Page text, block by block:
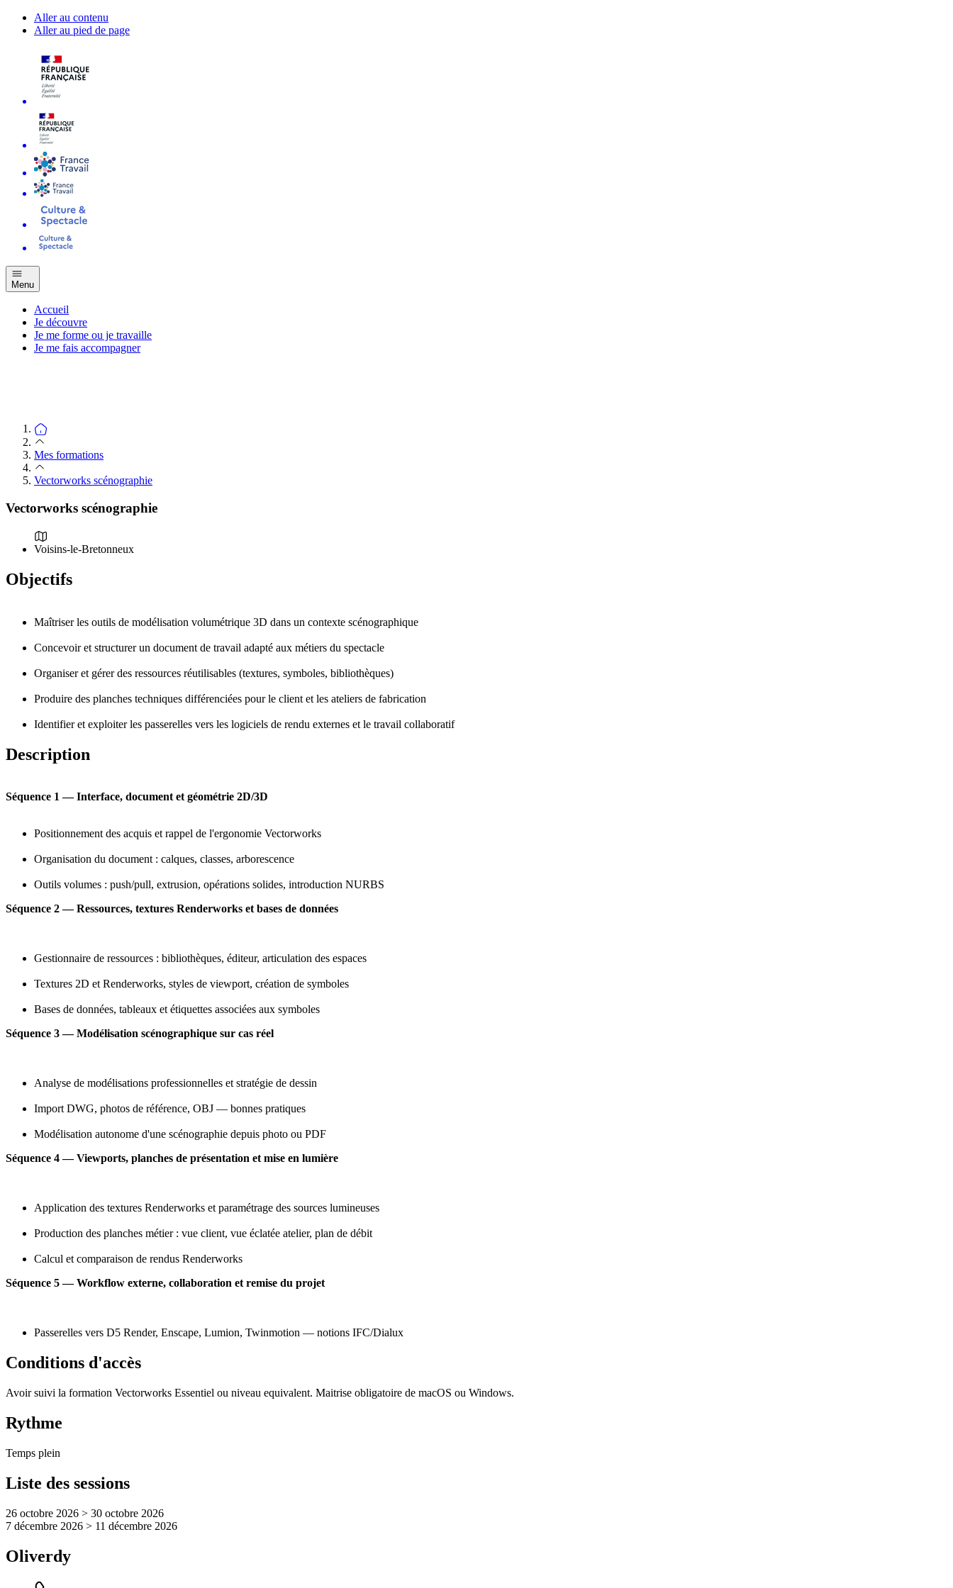
Aller au contenu
Aller au pied de page
Menu
Accueil
Je découvre
Je me forme ou je travaille
Je me fais accompagner
Mes formations
Vectorworks scénographie
Vectorworks scénographie
Voisins-le-Bretonneux
Objectifs
Maîtriser les outils de modélisation volumétrique 3D dans un contexte scénographique
Concevoir et structurer un document de travail adapté aux métiers du spectacle
Organiser et gérer des ressources réutilisables (textures, symboles, bibliothèques)
Produire des planches techniques différenciées pour le client et les ateliers de fabrication
Identifier et exploiter les passerelles vers les logiciels de rendu externes et le travail collaboratif
Description
Séquence 1 — Interface, document et géométrie 2D/3D
Positionnement des acquis et rappel de l'ergonomie Vectorworks
Organisation du document : calques, classes, arborescence
Outils volumes : push/pull, extrusion, opérations solides, introduction NURBS
Séquence 2 — Ressources, textures Renderworks et bases de données
Gestionnaire de ressources : bibliothèques, éditeur, articulation des espaces
Textures 2D et Renderworks, styles de viewport, création de symboles
Bases de données, tableaux et étiquettes associées aux symboles
Séquence 3 — Modélisation scénographique sur cas réel
Analyse de modélisations professionnelles et stratégie de dessin
Import DWG, photos de référence, OBJ — bonnes pratiques
Modélisation autonome d'une scénographie depuis photo ou PDF
Séquence 4 — Viewports, planches de présentation et mise en lumière
Application des textures Renderworks et paramétrage des sources lumineuses
Production des planches métier : vue client, vue éclatée atelier, plan de débit
Calcul et comparaison de rendus Renderworks
Séquence 5 — Workflow externe, collaboration et remise du projet
Passerelles vers D5 Render, Enscape, Lumion, Twinmotion — notions IFC/Dialux
Conditions d'accès
Avoir suivi la formation Vectorworks Essentiel ou niveau equivalent. Maitrise obligatoire de macOS ou Windows.
Rythme
Temps plein
Liste des sessions
26 octobre 2026 > 30 octobre 2026
7 décembre 2026 > 11 décembre 2026
Oliverdy